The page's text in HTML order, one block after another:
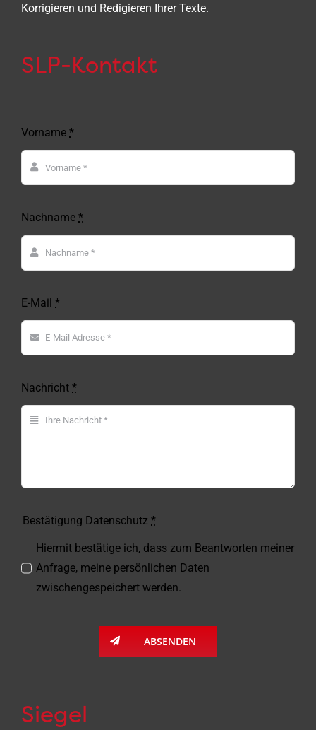
Korrigieren und Redigieren Ihrer Texte.
SLP-Kontakt
Vorname *
Nachname *
E-Mail *
Nachricht *
Bestätigung Datenschutz *
Hiermit bestätige ich, dass zum Beantworten meiner
Anfrage, meine persönlichen Daten
zwischengespeichert werden.
ABSENDEN
Siegel